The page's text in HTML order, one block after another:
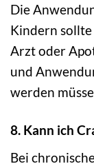
Die
Kindern sollte
Arzt oder
und
werden
8. Kann ich
Bei